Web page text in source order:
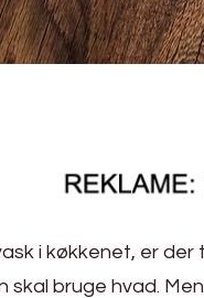
i køkkenet, er
bruge hvad.